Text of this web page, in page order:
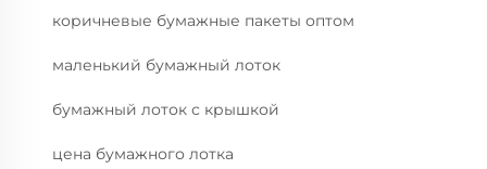
коричневые бумажные пакеты оптом
маленький бумажный лоток
бумажный лоток с крышкой
цена бумажного лотка